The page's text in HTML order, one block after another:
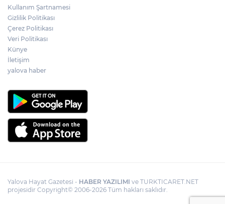
Kullanım Şartnamesi
Gizlilik Politikası
Çerez Politikası
Veri Politikası
Künye
İletişim
yalova haber
Yalova Hayat Gazetesi - HABER YAZILIMI ve TURKTICARET.NET
projesidir Copyright© 2006-2026 Tüm hakları saklıdır.